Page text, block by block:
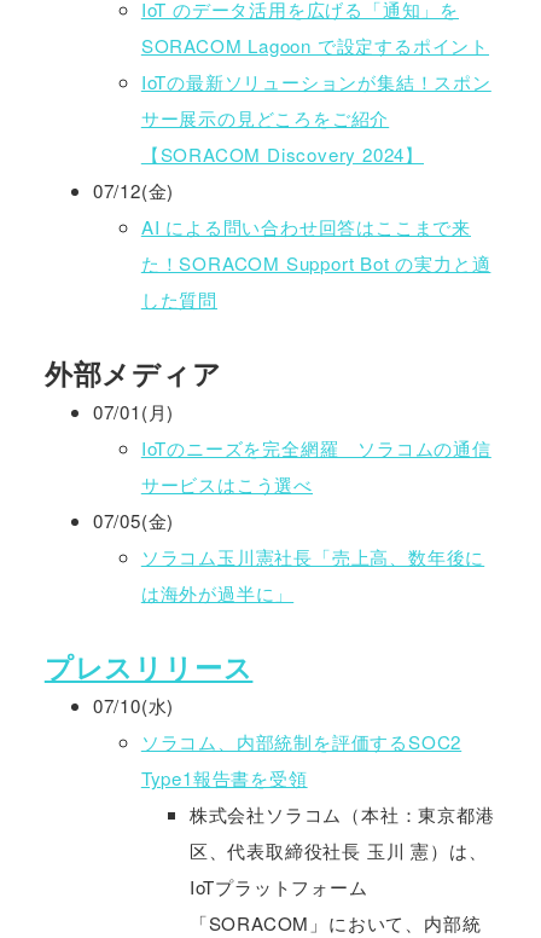
IoT のデータ活用を広げる「通知」を
SORACOM Lagoon で設定するポイント
IoTの最新ソリューションが集結！スポン
サー展示の見どころをご紹介
【SORACOM Discovery 2024】
07/12(金)
AI による問い合わせ回答はここまで来
た！SORACOM Support Bot の実力と適
した質問
外部メディア
07/01(月)
IoTのニーズを完全網羅 ソラコムの通信
サービスはこう選べ
07/05(金)
ソラコム玉川憲社長「売上高、数年後に
は海外が過半に」
プレスリリース
07/10(水)
ソラコム、内部統制を評価するSOC2
Type1報告書を受領
株式会社ソラコム（本社：東京都港
区、代表取締役社長 玉川 憲）は、
IoTプラットフォーム
「SORACOM」において、内部統